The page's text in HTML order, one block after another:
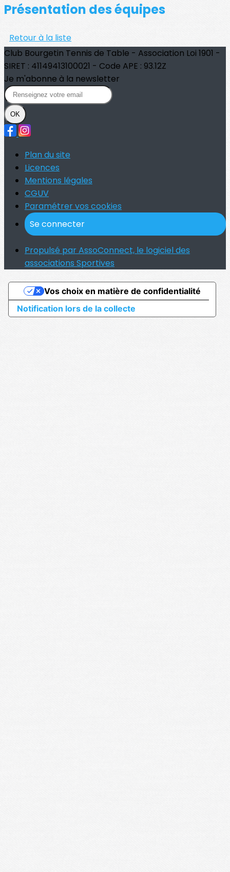
Présentation des équipes
Retour à la liste
Club Bourgetin Tennis de Table - Association Loi 1901 -
SIRET : 41149413100021 - Code APE : 93.12Z
Je m'abonne à la newsletter
OK
Plan du site
Licences
Mentions légales
CGUV
Paramétrer vos cookies
Se connecter
Propulsé par AssoConnect, le logiciel des
associations Sportives
Notification lors de la collecte
Vos choix en matière de confidentialité